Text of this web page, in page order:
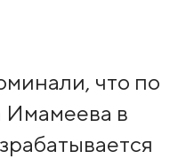
что по
Имамеева в